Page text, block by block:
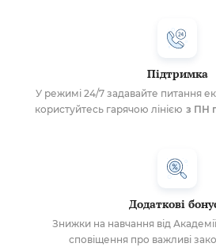
Підтримка
У режимі 24/7 задавайте питання
користуйтесь гарячою лінією з ПН
Додаткові
Знижки на навчання від
сповіщення про важливі